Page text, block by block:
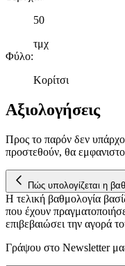
παρέχουμε λειτουργίες
μας επεξεργαζόμαστε
διεύθυνση IP σας,
στη συσκευή σας, με
διαφημίσεις και
πληροφορίες σχετικά
τοποθεσίας μας στους
δικτύωσης, διαφημίσεων
50
τμχ
Φύλο:
Κορίτσι
Αξιολογήσεις
Προς το παρόν δεν
προστεθούν, θα
Πώς υπολογίζεται η
Η τελική βαθμολογία
που έχουν
επιβεβαιώσει την αγορά
Γράψου στο Νewsletter